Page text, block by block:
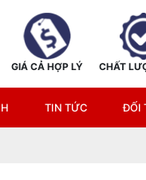
GIÁ CẢ HỢP LÝ CHẤT
TIN TỨC ĐỐI